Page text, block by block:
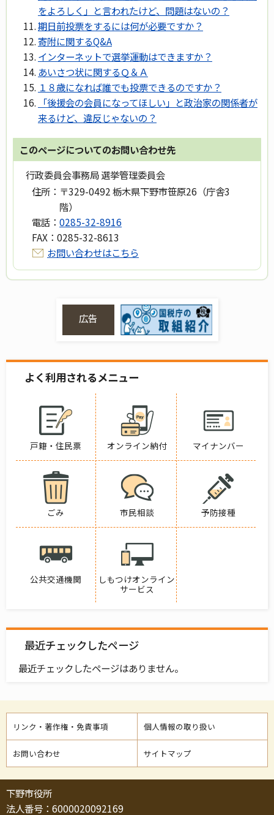
をよろしく」と言われたけど、問題はないの？
期日前投票をするには何が必要ですか？
寄附に関するQ&A
インターネットで選挙運動はできますか？
あいさつ状に関するＱ＆Ａ
１８歳になれば誰でも投票できるのですか？
「後援会の会員になってほしい」と政治家の関係者が
来るけど、違反じゃないの？
このページについてのお問い合わせ先
行政委員会事務局 選挙管理委員会
住所： 〒329-0492 栃木県下野市笹原26（庁舎3
階）
電話： 0285-32-8916
FAX： 0285-32-8613
お問い合わせはこちら
広告
よく利用されるメニュー
戸籍・住民票 オンライン納付 マイナンバー
ごみ 市民相談 予防接種
公共交通機関
しもつけオンライン
サービス
最近チェックしたページ
最近チェックしたページはありません。
リンク・著作権・免責事項 個人情報の取り扱い
お問い合わせ サイトマップ
下野市役所
法人番号：6000020092169